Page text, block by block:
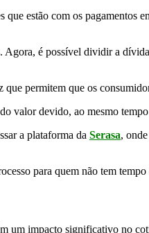
estão com os
é possível dividir a
que permitem que os
valor devido, ao mesmo
a plataforma da Serasa,
para quem não tem
um impacto significativo no